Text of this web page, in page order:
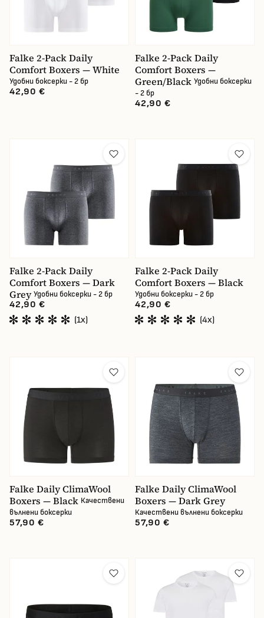
Falke 2-Pack Daily
Comfort Boxers — White
Удобни боксерки - 2 бр
42,90 €
Falke 2-Pack Daily
Comfort Boxers —
Green/Black Удобни боксерки
- 2 бр
42,90 €
Falke 2-Pack Daily
Comfort Boxers — Dark
Grey Удобни боксерки - 2 бр
42,90 €
(1x)
Falke 2-Pack Daily
Comfort Boxers — Black
Удобни боксерки - 2 бр
42,90 €
(4x)
Falke Daily ClimaWool
Boxers — Black Качествени
вълнени боксерки
57,90 €
Falke Daily ClimaWool
Boxers — Dark Grey
Качествени вълнени боксерки
57,90 €